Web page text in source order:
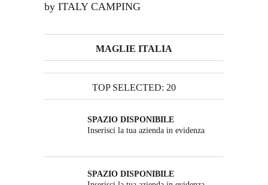
by ITALY CAMPING
MAGLIE ITALIA
TOP SELECTED: 20
SPAZIO DISPONIBILE
Inserisci la tua azienda in evidenza
SPAZIO DISPONIBILE